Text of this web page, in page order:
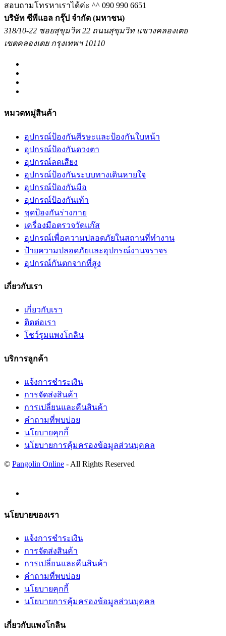
สอบถามโทรหาเราได้ค่ะ ^^ 090 990 6651
บริษัท ซีพีแอล กรุ๊ป จำกัด (มหาชน)
318/10-22 ซอยสุขุมวิท 22 ถนนสุขุมวิท แขวงคลองเตย
เขตคลองเตย กรุงเทพฯ 10110
หมวดหมู่สินค้า
อุปกรณ์ป้องกันศีรษะและป้องกันใบหน้า
อุปกรณ์ป้องกันดวงตา
อุปกรณ์ลดเสียง
อุปกรณ์ป้องกันระบบทางเดินหายใจ
อุปกรณ์ป้องกันมือ
อุปกรณ์ป้องกันเท้า
ชุดป้องกันร่างกาย
เครื่องมือตรวจวัดแก๊ส
อุปกรณ์เพื่อความปลอดภัยในสถานที่ทำงาน
ป้ายความปลอดภัยและอุปกรณ์งานจราจร
อุปกรณ์กันตกจากที่สูง
เกี่ยวกับเรา
เกี่ยวกับเรา
ติดต่อเรา
โชว์รูมแพงโกลิน
บริการลูกค้า
แจ้งการชำระเงิน
การจัดส่งสินค้า
การเปลี่ยนและคืนสินค้า
คำถามที่พบบ่อย
นโยบายคุกกี้
นโยบายการคุ้มครองข้อมูลส่วนบุคคล
© Pangolin Online - All Rights Reserved
นโยบายของเรา
แจ้งการชำระเงิน
การจัดส่งสินค้า
การเปลี่ยนและคืนสินค้า
คำถามที่พบบ่อย
นโยบายคุกกี้
นโยบายการคุ้มครองข้อมูลส่วนบุคคล
เกี่ยวกับแพงโกลิน